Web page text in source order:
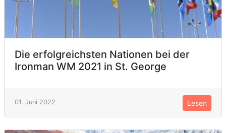
Die erfolgreichsten Nationen bei der
Ironman WM 2021 in St. George
01. Juni 2022 Lesen